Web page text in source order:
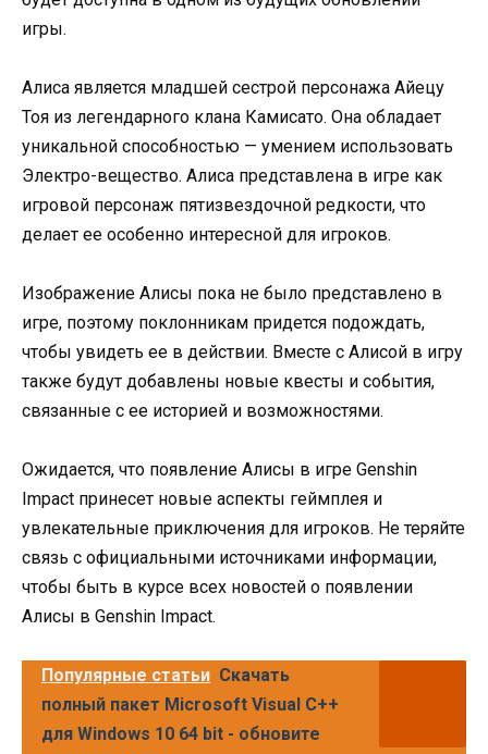
игры.
Алиса является младшей сестрой персонажа Айецу
Тоя из легендарного клана Камисато. Она обладает
уникальной способностью — умением использовать
Электро-вещество. Алиса представлена в игре как
игровой персонаж пятизвездочной редкости, что
делает ее особенно интересной для игроков.
Изображение Алисы пока не было представлено в
игре, поэтому поклонникам придется подождать,
чтобы увидеть ее в действии. Вместе с Алисой в игру
также будут добавлены новые квесты и события,
связанные с ее историей и возможностями.
Ожидается, что появление Алисы в игре Genshin
Impact принесет новые аспекты геймплея и
увлекательные приключения для игроков. Не теряйте
связь с официальными источниками информации,
чтобы быть в курсе всех новостей о появлении
Алисы в Genshin Impact.
Популярные статьи Скачать
полный пакет Microsoft Visual C++
для Windows 10 64 bit - обновите